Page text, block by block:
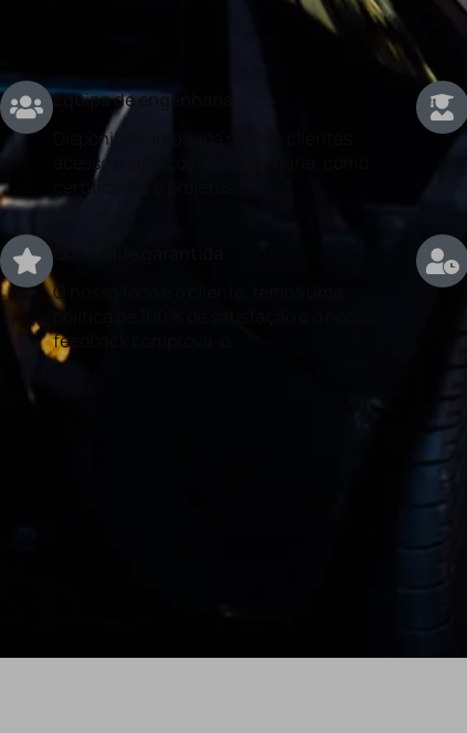
Equipa de engenharia
Disponibilizamos aos nossos clientes
acesso a serviços de engenharia, como
certificados e projetos.
O nosso foco é o cliente, temos uma
politica de 100% de satisfação e o nosso
feedback comprova-o.